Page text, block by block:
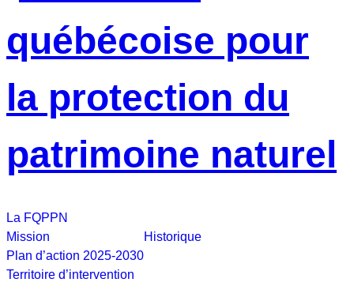
La FQPPN
Mission
Plan d’action 2025-2030
Historique
Territoire d’intervention